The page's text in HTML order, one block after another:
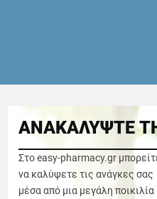
ΑΝΑΚΑΛΥΨΤΕ
Στο easy-pharmacy.gr
να καλύψετε τις ανάγκες σας
μέσα από μια μεγάλη ποικιλία